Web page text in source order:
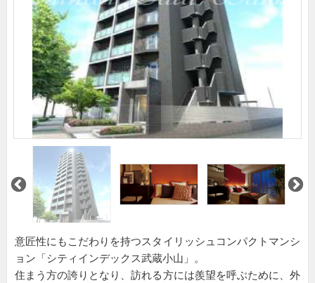
意匠性にもこだわりを持つスタイリッシュコンパクトマンシ
ョン「シティインデックス武蔵小山」。
住まう方の誇りとなり、訪れる方には羨望を呼ぶために、外